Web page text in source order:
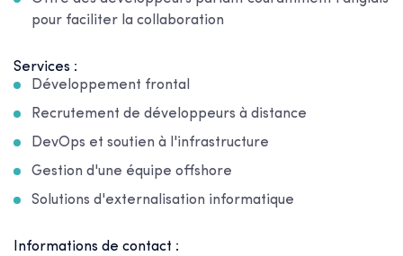
pour faciliter la collaboration
Services :
Développement frontal
Recrutement de développeurs à distance
DevOps et soutien à l'infrastructure
Gestion d'une équipe offshore
Solutions d'externalisation informatique
Informations de contact :